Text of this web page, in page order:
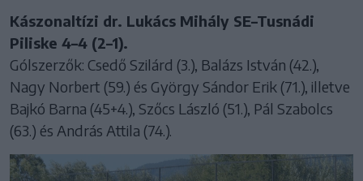
Kászonaltízi dr. Lukács Mihály SE–Tusnádi
Piliske 4–4 (2–1).
Gólszerzők: Csedő Szilárd (3.), Balázs István (42.),
Nagy Norbert (59.) és György Sándor Erik (71.), illetve
Bajkó Barna (45+4.), Szőcs László (51.), Pál Szabolcs
(63.) és András Attila (74.).